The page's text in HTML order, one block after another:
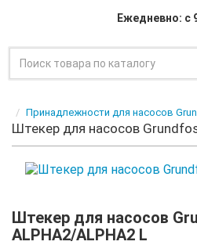
Ежедневно: с
Принадлежности для насосов
Штекер для насосов
Штекер для насосов
ALPHA2/ALPHA2 L